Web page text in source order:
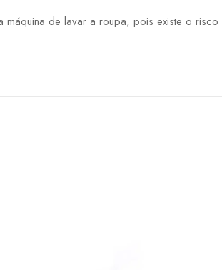
máquina de lavar a roupa, pois existe o